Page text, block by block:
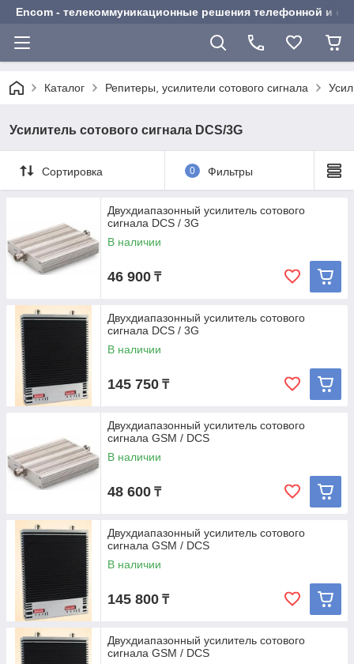
Encom - телекоммуникационные решения телефонной и
Каталог Репитеры, усилители сотового сигнала
Усилитель сотового сигнала DCS/3G
Сортировка 0 Фильтры
Двухдиапазонный усилитель сотового
сигнала DCS / 3G
В наличии
46 900 ₸
Двухдиапазонный усилитель сотового
сигнала DCS / 3G
В наличии
145 750 ₸
Двухдиапазонный усилитель сотового
сигнала GSM / DCS
В наличии
48 600 ₸
Двухдиапазонный усилитель сотового
сигнала GSM / DCS
В наличии
145 800 ₸
Двухдиапазонный усилитель сотового
сигнала GSM / DCS